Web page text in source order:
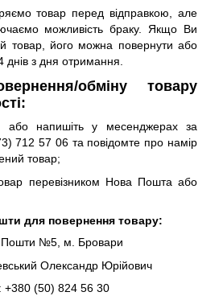
товар перед відправкою, але
можливість браку. Якщо Ви
товар, його можна повернути або
днів з дня отримання.
обміну товару
або напишіть у месенджерах за
712 57 06 та повідомте про намір
товар;
перевізником Нова Пошта або
для повернення товару:
Пошти №5, м. Бровари
Олександр Юрійович
(50) 824 56 30